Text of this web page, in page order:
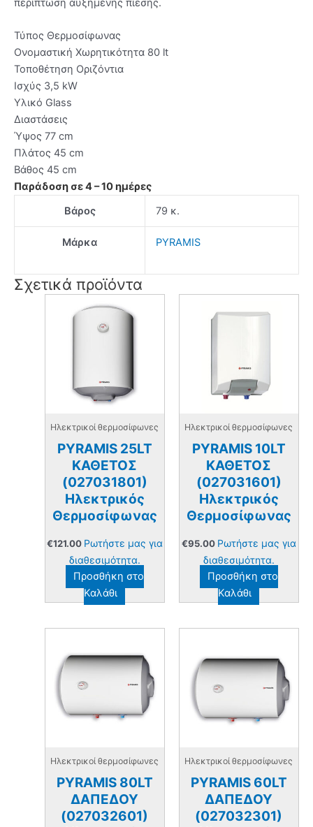
περίπτωση αυξημένης πίεσης.
Τύπος Θερμοσίφωνας
Ονομαστική Χωρητικότητα 80 lt
Τοποθέτηση Οριζόντια
Ισχύς 3,5 kW
Υλικό Glass
Διαστάσεις
Ύψος 77 cm
Πλάτος 45 cm
Βάθος 45 cm
Παράδοση σε 4 – 10 ημέρες
Βάρος
79 κ.
Μάρκα PYRAMIS
Σχετικά προϊόντα
Ηλεκτρικοί θερμοσίφωνες
PYRAMIS 25LT
ΚΑΘΕΤΟΣ
(027031801)
Ηλεκτρικός
Θερμοσίφωνας
€121.00 Ρωτήστε μας για
διαθεσιμότητα.
Προσθήκη στο
Καλάθι
Ηλεκτρικοί θερμοσίφωνες
PYRAMIS 10LT
ΚΑΘΕΤΟΣ
(027031601)
Ηλεκτρικός
Θερμοσίφωνας
€95.00 Ρωτήστε μας για
διαθεσιμότητα.
Προσθήκη στο
Καλάθι
Ηλεκτρικοί θερμοσίφωνες
PYRAMIS 80LT
ΔΑΠΕΔΟΥ
(027032601)
Ηλεκτρικοί θερμοσίφωνες
PYRAMIS 60LT
ΔΑΠΕΔΟΥ
(027032301)